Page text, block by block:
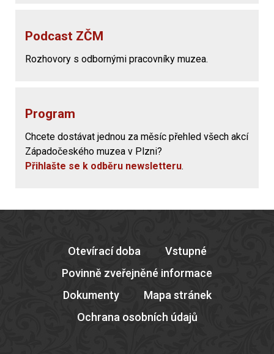
Podcast ZČM
Rozhovory s odbornými pracovníky muzea.
Program
Chcete dostávat jednou za měsíc přehled všech akcí
Západočeského muzea v Plzni?
Přihlašte se k odběru newsletteru.
Otevírací doba
Vstupné
Povinně zveřejněné informace
Dokumenty
Mapa stránek
Ochrana osobních údajů